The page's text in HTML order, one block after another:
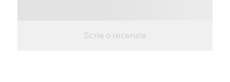
Scrie o recenzie